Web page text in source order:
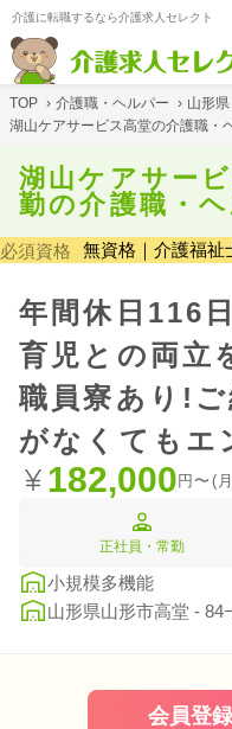
介護に転職するなら介護求人セレクト
TOP › 介護職・ヘルパー › 山形県
湖山ケアサービス高堂の介護職・
湖山ケアサー
勤の介護職・
必須資格 無資格｜介護福祉
年間休日116
育児との両立
職員寮あり!
がなくても
182,000円〜(
正社員・常勤
小規模多機能
山形県山形市高堂 -
会員登